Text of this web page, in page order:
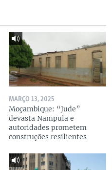
MARÇO 13, 2025
Moçambique: “Jude”
devasta Nampula e
autoridades prometem
construções resilientes